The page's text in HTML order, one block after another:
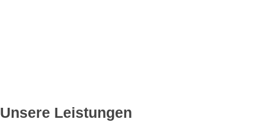
Unsere Leistungen